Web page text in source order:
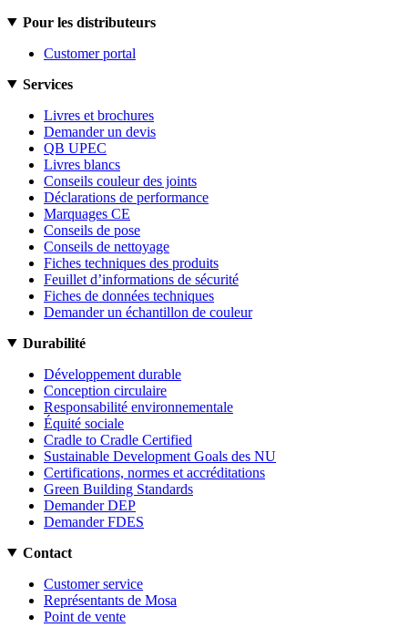
Pour les distributeurs
Customer portal
Services
Livres et brochures
Demander un devis
QB UPEC
Livres blancs
Conseils couleur des joints
Déclarations de performance
Marquages CE
Conseils de pose
Conseils de nettoyage
Fiches techniques des produits
Feuillet d’informations de sécurité
Fiches de données techniques
Demander un échantillon de couleur
Durabilité
Développement durable
Conception circulaire
Responsabilité environnementale
Équité sociale
Cradle to Cradle Certified
Sustainable Development Goals des NU
Certifications, normes et accréditations
Green Building Standards
Demander DEP
Demander FDES
Contact
Customer service
Représentants de Mosa
Point de vente